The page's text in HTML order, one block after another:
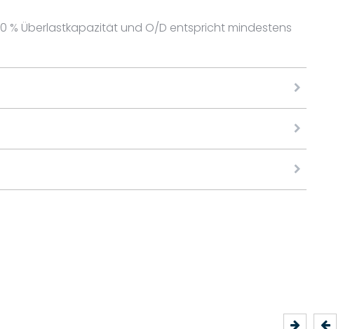
% Überlastkapazität und O/D entspricht mindestens